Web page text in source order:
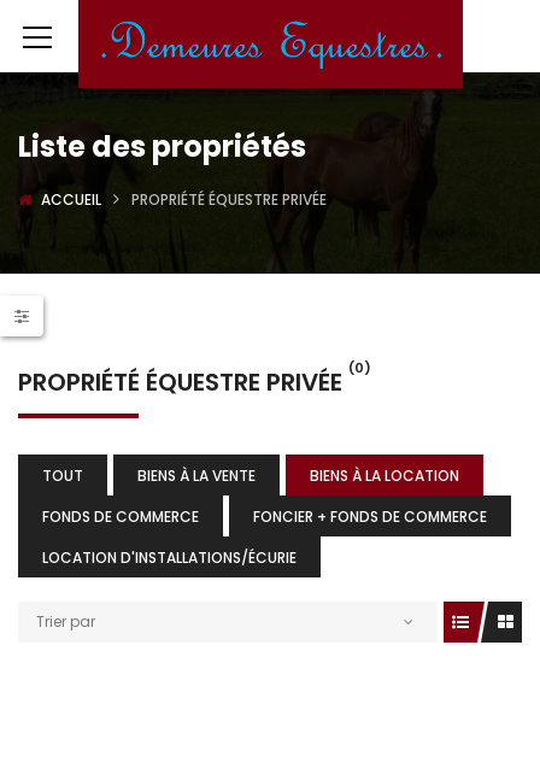
Liste des propriétés
ACCUEIL PROPRIÉTÉ ÉQUESTRE PRIVÉE
PROPRIÉTÉ ÉQUESTRE PRIVÉE (0)
TOUT BIENS À LA VENTE
BIENS À LA LOCATION
FONDS DE COMMERCE
FONCIER + FONDS DE COMMERCE
LOCATION D'INSTALLATIONS/ÉCURIE
Trier par